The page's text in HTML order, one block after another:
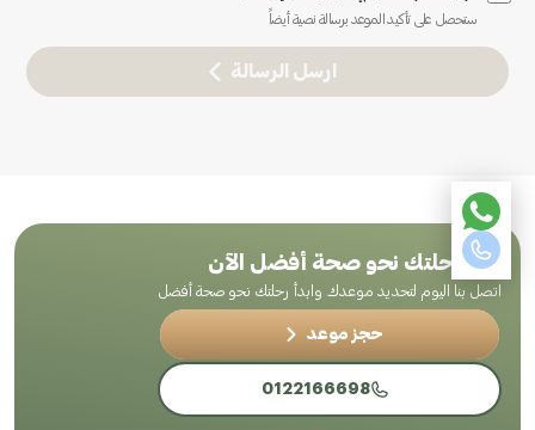
ستحصل على تأكيد الموعد برسالة نصية أيضاً
ارسل الرسالة
ابدأ رحلتك نحو صحة أفضل الآن
اتصل بنا اليوم لتحديد موعدك وابدأ رحلتك نحو صحة أفضل
حجز موعد
0122166698